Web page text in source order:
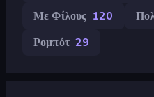
Με Φίλους 120
Ρομπότ 29